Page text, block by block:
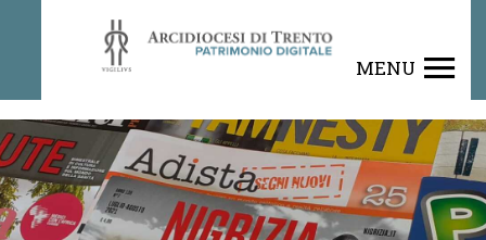
MENU